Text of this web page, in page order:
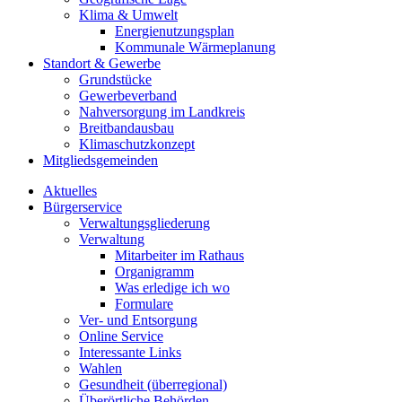
Klima & Umwelt
Energienutzungsplan
Kommunale Wärmeplanung
Standort & Gewerbe
Grundstücke
Gewerbeverband
Nahversorgung im Landkreis
Breitbandausbau
Klimaschutzkonzept
Mitgliedsgemeinden
Aktuelles
Bürgerservice
Verwaltungsgliederung
Verwaltung
Mitarbeiter im Rathaus
Organigramm
Was erledige ich wo
Formulare
Ver- und Entsorgung
Online Service
Interessante Links
Wahlen
Gesundheit (überregional)